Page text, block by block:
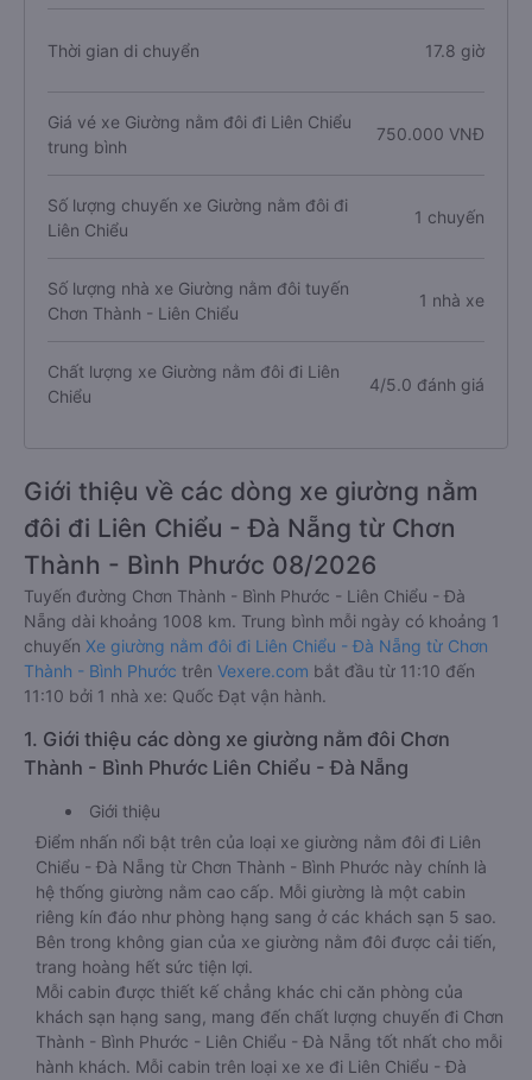
Thời gian di chuyển 17.8 giờ
Giá vé xe Giường nằm đôi đi Liên Chiểu
trung bình
750.000 VNĐ
Số lượng chuyến xe Giường nằm đôi đi
Liên Chiểu
1 chuyến
Số lượng nhà xe Giường nằm đôi tuyến
Chơn Thành - Liên Chiểu
1 nhà xe
Chất lượng xe Giường nằm đôi đi Liên
Chiểu
4/5.0 đánh giá
Giới thiệu về các dòng xe giường nằm
đôi đi Liên Chiểu - Đà Nẵng từ Chơn
Thành - Bình Phước 08/2026
Tuyến đường Chơn Thành - Bình Phước - Liên Chiểu - Đà
Nẵng dài khoảng 1008 km. Trung bình mỗi ngày có khoảng 1
chuyến Xe giường nằm đôi đi Liên Chiểu - Đà Nẵng từ Chơn
Thành - Bình Phước trên Vexere.com bắt đầu từ 11:10 đến
11:10 bởi 1 nhà xe: Quốc Đạt vận hành.
1. Giới thiệu các dòng xe giường nằm đôi Chơn
Thành - Bình Phước Liên Chiểu - Đà Nẵng
Giới thiệu
Điểm nhấn nổi bật trên của loại xe giường nằm đôi đi Liên
Chiểu - Đà Nẵng từ Chơn Thành - Bình Phước này chính là
hệ thống giường nằm cao cấp. Mỗi giường là một cabin
riêng kín đáo như phòng hạng sang ở các khách sạn 5 sao.
Bên trong không gian của xe giường nằm đôi được cải tiến,
trang hoàng hết sức tiện lợi.
Mỗi cabin được thiết kế chẳng khác chi căn phòng của
khách sạn hạng sang, mang đến chất lượng chuyến đi Chơn
Thành - Bình Phước - Liên Chiểu - Đà Nẵng tốt nhất cho mỗi
hành khách. Mỗi cabin trên loại xe xe đi Liên Chiểu - Đà